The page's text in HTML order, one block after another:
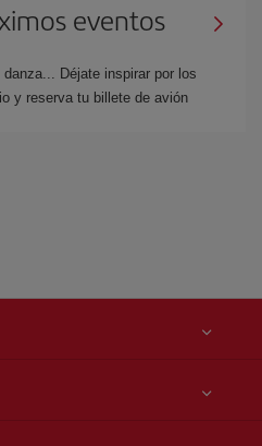
eventos
Déjate inspirar por los
y reserva tu billete de avión